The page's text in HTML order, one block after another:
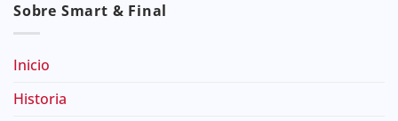
Sobre Smart & Final
Inicio
Historia